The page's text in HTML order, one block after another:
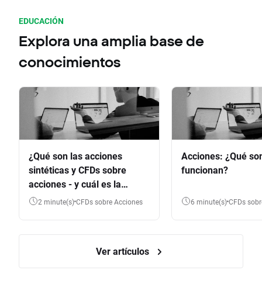
EDUCACIÓN
Explora una amplia base de
conocimientos
¿Qué son las acciones
sintéticas y CFDs sobre
acciones - y cuál es la
diferencia?
2 minute(s) CFDs sobre Acciones
Acciones: ¿Qué
funcionan?
6 minute(s) CFDs
Ver artículos